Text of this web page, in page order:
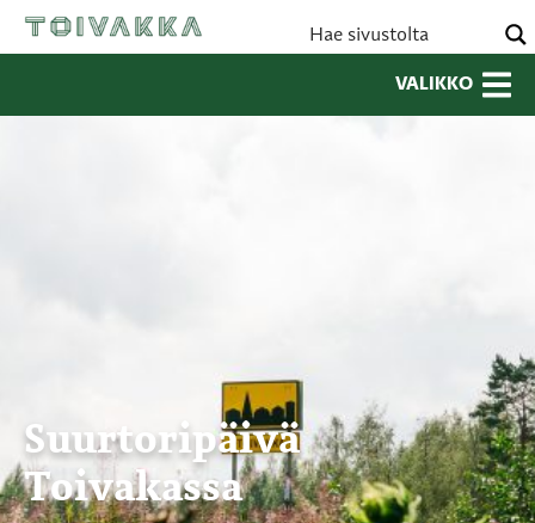
VALIKKO
Suurtoripäivä
Toivakassa